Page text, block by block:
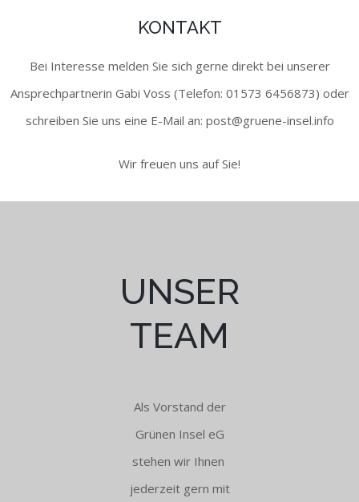
KONTAKT
Bei Interesse melden Sie sich gerne direkt bei unserer
Ansprechpartnerin Gabi Voss (Telefon: 01573 6456873) oder
schreiben Sie uns eine E-Mail an: post@gruene-insel.info
Wir freuen uns auf Sie!
UNSER
TEAM
Als Vorstand der
Grünen Insel eG
stehen wir Ihnen
jederzeit gern mit